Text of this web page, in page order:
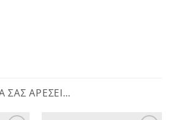
ΣΑΣ ΑΡΈΣΕΙ…